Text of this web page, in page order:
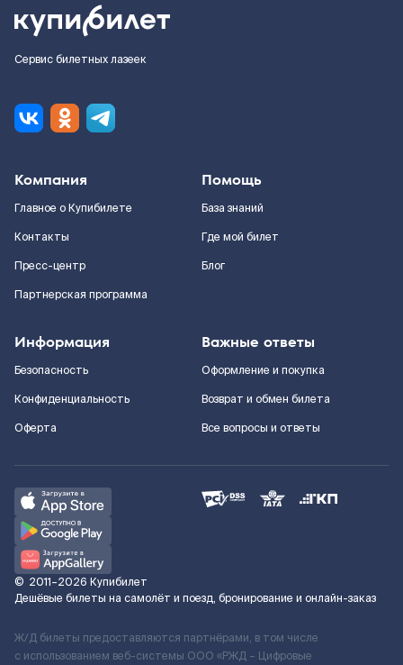
Сервис билетных лазеек
Компания
Главное о Купибилете
Контакты
Пресс-центр
Партнерская программа
Помощь
База знаний
Где мой билет
Блог
Информация
Безопасность
Конфиденциальность
Оферта
Важные ответы
Оформление и покупка
Возврат и обмен билета
Все вопросы и ответы
© 2011–2026 Купибилет
Дешёвые билеты на самолёт и поезд, бронирование и онлайн-заказ
Ж/Д билеты предоставляются партнёрами, в том числе
с использованием веб-системы ООО «РЖД – Цифровые